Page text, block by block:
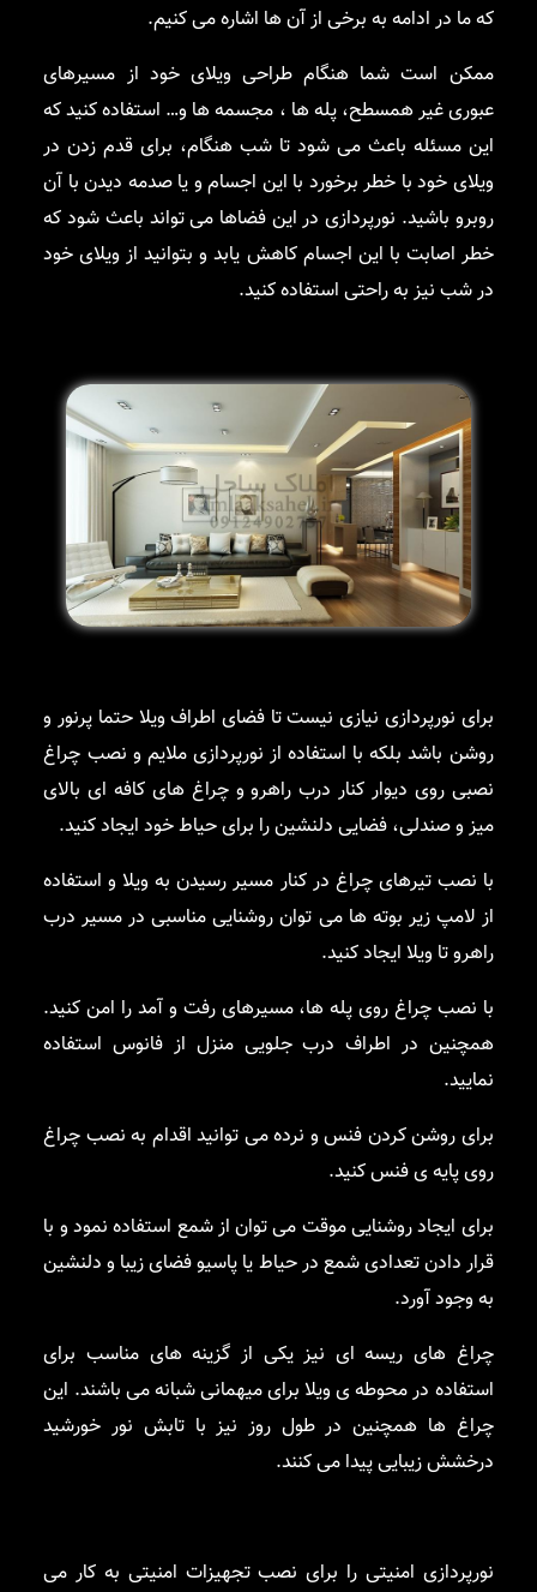
که ما در ادامه به برخی از آن ها اشاره می کنیم.
ممکن است شما هنگام طراحی ویلای خود از مسیرهای
عبوری غیر همسطح، پله ها ، مجسمه ها و… استفاده کنید که
این مسئله باعث می شود تا شب هنگام، برای قدم زدن در
ویلای خود با خطر برخورد با این اجسام و یا صدمه دیدن با آن
روبرو باشید. نورپردازی در این فضاها می تواند باعث شود که
خطر اصابت با این اجسام کاهش یابد و بتوانید از ویلای خود
در شب نیز به راحتی استفاده کنید.
برای نورپردازی نیازی نیست تا فضای اطراف ویلا حتما پرنور و
روشن باشد بلکه با استفاده از نورپردازی ملایم و نصب چراغ
نصبی روی دیوار کنار درب راهرو و چراغ های کافه ای بالای
میز و صندلی، فضایی دلنشین را برای حیاط خود ایجاد کنید.
با نصب تیرهای چراغ در کنار مسیر رسیدن به ویلا و استفاده
از لامپ زیر بوته ها می توان روشنایی مناسبی در مسیر درب
راهرو تا ویلا ایجاد کنید.
با نصب چراغ روی پله ها، مسیرهای رفت و آمد را امن کنید.
همچنین در اطراف درب جلویی منزل از فانوس استفاده
نمایید.
برای روشن کردن فنس و نرده می توانید اقدام به نصب چراغ
روی پایه ی فنس کنید.
برای ایجاد روشنایی موقت می توان از شمع استفاده نمود و با
قرار دادن تعدادی شمع در حیاط یا پاسیو فضای زیبا و دلنشین
به وجود آورد.
چراغ های ریسه ای نیز یکی از گزینه های مناسب برای
استفاده در محوطه ی ویلا برای میهمانی شبانه می باشند. این
چراغ ها همچنین در طول روز نیز با تابش نور خورشید
درخشش زیبایی پیدا می کنند.
نورپردازی امنیتی را برای نصب تجهیزات امنیتی به کار می